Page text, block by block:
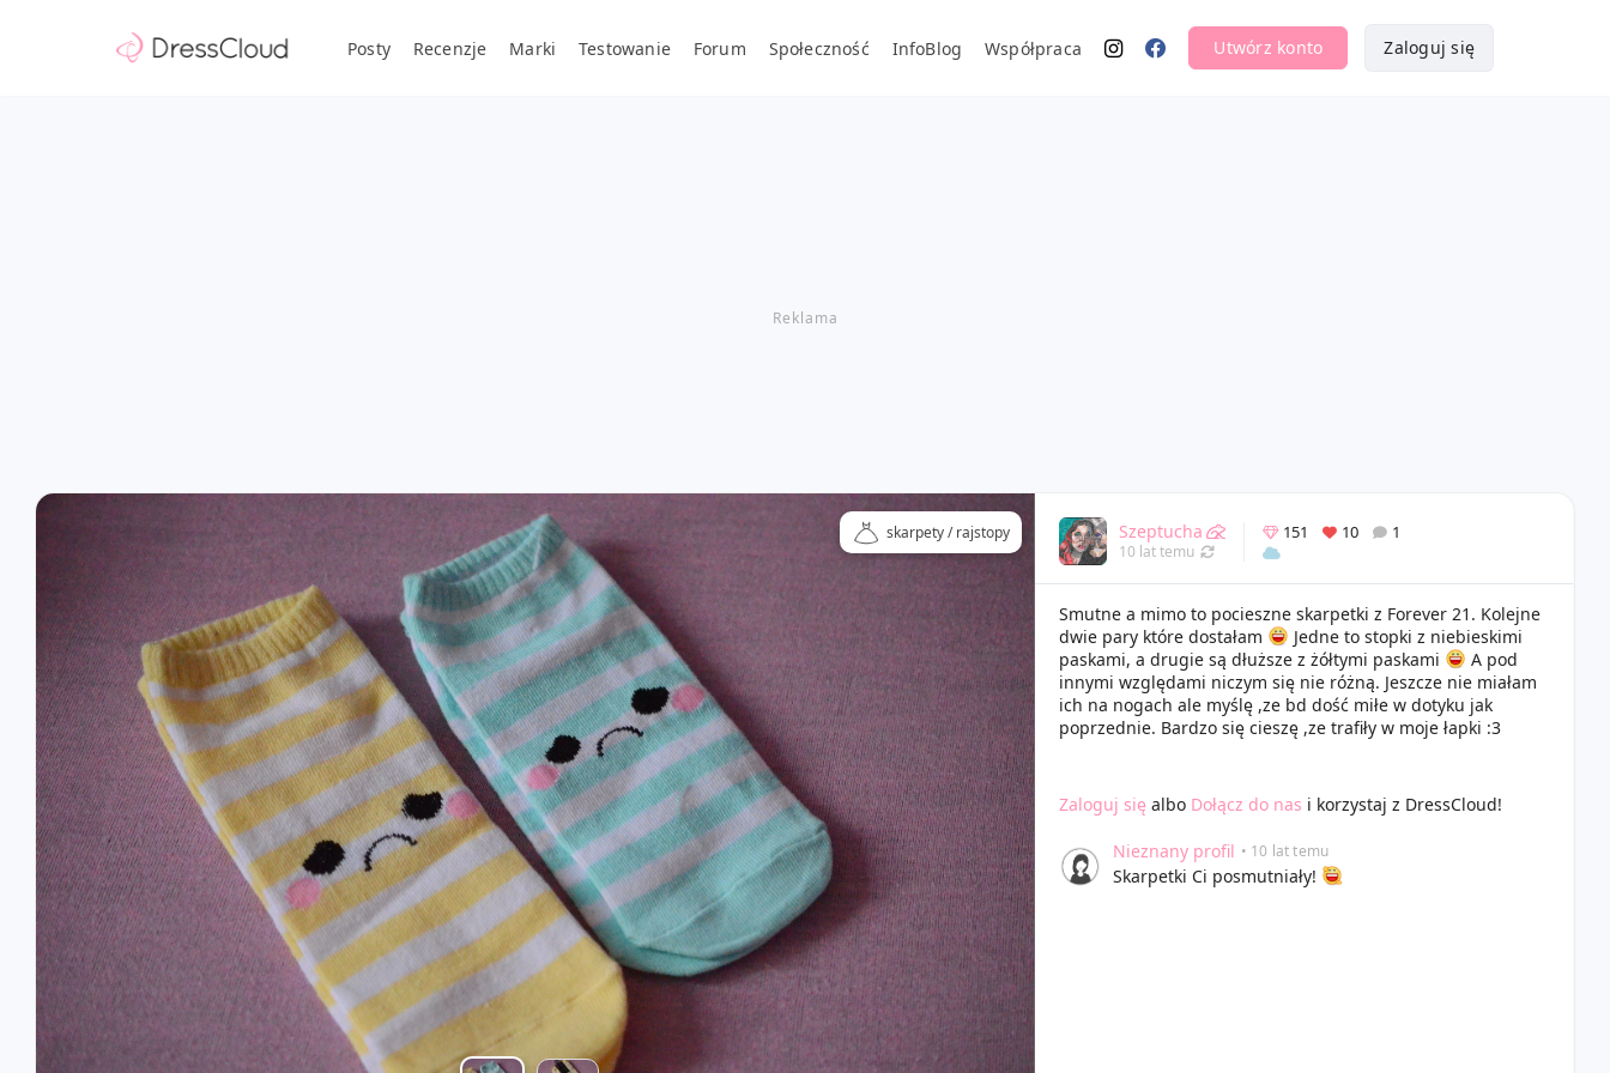
Posty Recenzje Marki Testowanie Forum Społeczność InfoBlog Współpraca Utwórz konto Zaloguj się
skarpety / rajstopy Szeptucha
10 lat temu
151 10 1
Smutne a mimo to pocieszne skarpetki z Forever 21. Kolejne
dwie pary które dostałam
Jedne to stopki z niebieskimi
paskami, a drugie są dłuższe z żółtymi paskami
A pod
innymi względami niczym się nie różną. Jeszcze nie miałam
ich na nogach ale myślę ,ze bd dość miłe w dotyku jak
poprzednie. Bardzo się cieszę ,ze trafiły w moje łapki :3
Zaloguj się albo Dołącz do nas i korzystaj z DressCloud!
Nieznany profil • 10 lat temu
Skarpetki Ci posmutniały!